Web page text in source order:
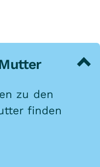
zu den
finden